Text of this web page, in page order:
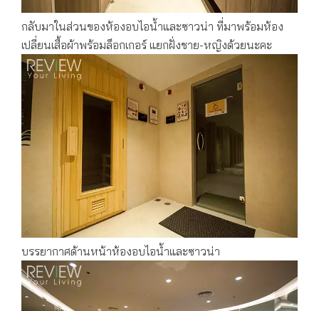
กลับมาในส่วนของห้องอบไอน้ำและซาวน่า ที่มาพร้อมห้อง
เปลี่ยนเสื้อผ้าพร้อมล็อกเกอร์ แยกฝั่งชาย-หญิงด้วยนะคะ
บรรยากาศด้านหน้าห้องอบไอน้ำและซาวน่า